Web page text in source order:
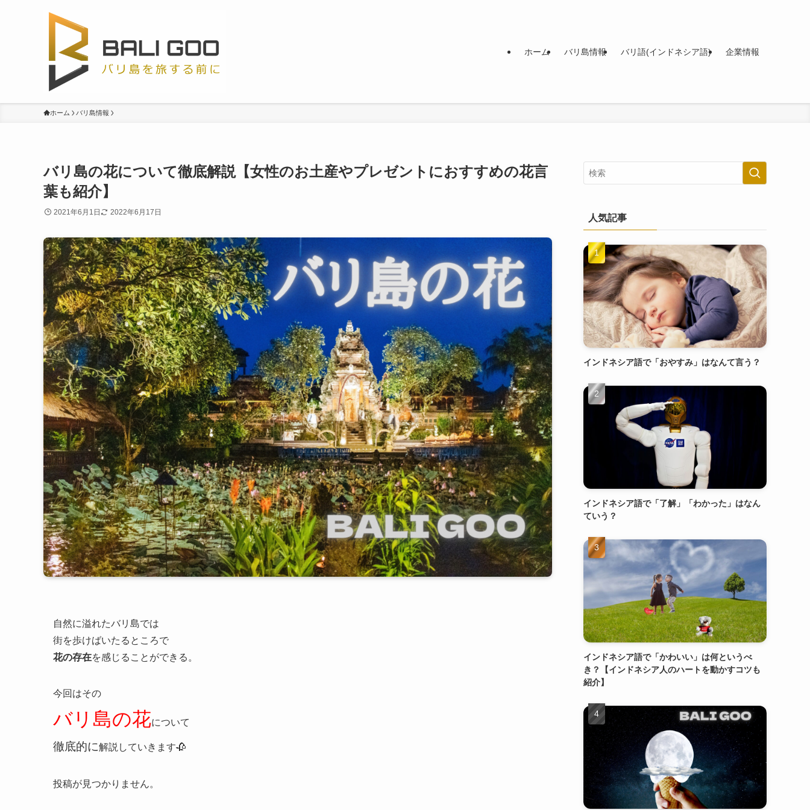
ホーム バリ島情報 バリ語(インドネシア語) 企業情報
ホーム バリ島情報
バリ島の花について徹底解説【女性のお土産やプレゼントにおすすめの花言
葉も紹介】
2021年6月1日 2022年6月17日
自然に溢れたバリ島では
街を歩けばいたるところで
花の存在を感じることができる。
今回はその
バリ島の花について
徹底的に解説していきます🥀
投稿が見つかりません。
人気記事
インドネシア語で「おやすみ」はなんて言う？
インドネシア語で「了解」「わかった」はなん
ていう？
インドネシア語で「かわいい」は何というべ
き？【インドネシア人のハートを動かすコツも
紹介】